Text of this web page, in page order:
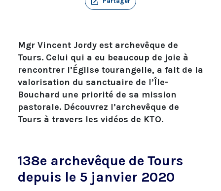
Mgr Vincent Jordy est archevêque de
Tours. Celui qui a eu beaucoup de joie à
rencontrer l’Église tourangelle, a fait de la
valorisation du sanctuaire de l’Île-
Bouchard une priorité de sa mission
pastorale. Découvrez l’archevêque de
Tours à travers les vidéos de KTO.
138e archevêque de Tours
depuis le 5 janvier 2020